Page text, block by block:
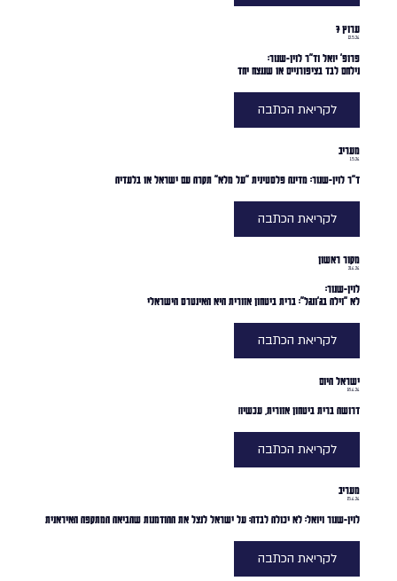
לקריאת הכתבה
פרופ׳ יואל וד״ר לוין-שנור:
נילחם לבד בציפורניים או שננצח יחד
ערוץ 7
12.5.24
לקריאת הכתבה
ד״ר לוין-שנור: מדינה פלסטינית "על מלא" תקרה עם ישראל או בלעדיה
מעריב
1.5.24
לקריאת הכתבה
לוין-שנור:
לא "וילה בג'ונגל": ברית ביטחון אזורית היא האינטרס הישראלי
מקור ראשון
21.4.24
לקריאת הכתבה
דרושה ברית ביטחון אזורית, עכשיו!
ישראל היום
18.4.24
לקריאת הכתבה
לוין-שנור ויואל: לא יכולה לבדה: על ישראל לנצל את ההזדמנות שהביאה המתקפה האיראנית
מעריב
15.4.24